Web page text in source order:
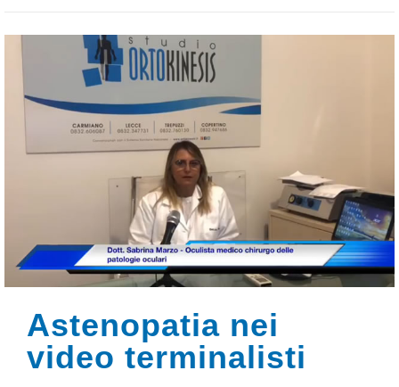
Astenopatia nei
video terminalisti